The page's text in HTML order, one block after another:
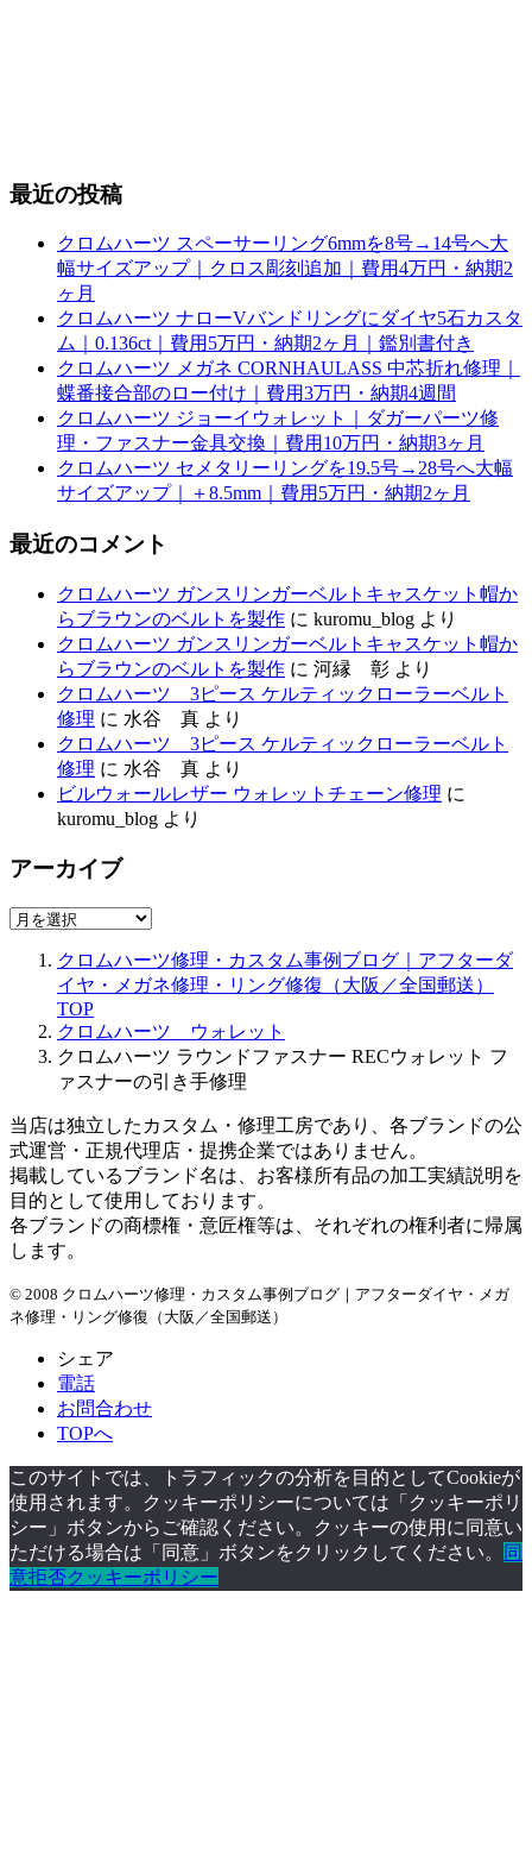
最近の投稿
クロムハーツ スペーサーリング6mmを8号→14号へ大
幅サイズアップ｜クロス彫刻追加｜費用4万円・納期2
ヶ月
クロムハーツ ナローVバンドリングにダイヤ5石カスタ
ム｜0.136ct｜費用5万円・納期2ヶ月｜鑑別書付き
クロムハーツ メガネ CORNHAULASS 中芯折れ修理｜
蝶番接合部のロー付け｜費用3万円・納期4週間
クロムハーツ ジョーイウォレット｜ダガーパーツ修
理・ファスナー金具交換｜費用10万円・納期3ヶ月
クロムハーツ セメタリーリングを19.5号→28号へ大幅
サイズアップ｜＋8.5mm｜費用5万円・納期2ヶ月
最近のコメント
クロムハーツ ガンスリンガーベルトキャスケット帽か
らブラウンのベルトを製作 に kuromu_blog より
クロムハーツ ガンスリンガーベルトキャスケット帽か
らブラウンのベルトを製作 に 河縁 彰 より
クロムハーツ 3ピース ケルティックローラーベルト
修理 に 水谷 真 より
クロムハーツ 3ピース ケルティックローラーベルト
修理 に 水谷 真 より
ビルウォールレザー ウォレットチェーン修理 に
kuromu_blog より
アーカイブ
ア
クロムハーツ修理・カスタム事例ブログ｜アフターダ
イヤ・メガネ修理・リング修復（大阪／全国郵送）
TOP
クロムハーツ ウォレット
クロムハーツ ラウンドファスナー RECウォレット フ
ァスナーの引き手修理
当店は独立したカスタム・修理工房であり、各ブランドの公
式運営・正規代理店・提携企業ではありません。
掲載しているブランド名は、お客様所有品の加工実績説明を
目的として使用しております。
各ブランドの商標権・意匠権等は、それぞれの権利者に帰属
します。
© 2008 クロムハーツ修理・カスタム事例ブログ｜アフターダイヤ・メガ
ネ修理・リング修復（大阪／全国郵送）
シェア
電話
お問合わせ
TOPへ
このサイトでは、トラフィックの分析を目的としてCookieが
使用されます。クッキーポリシーについては「クッキーポリ
シー」ボタンからご確認ください。クッキーの使用に同意い
ただける場合は「同意」ボタンをクリックしてください。
同
意拒否クッキーポリシー